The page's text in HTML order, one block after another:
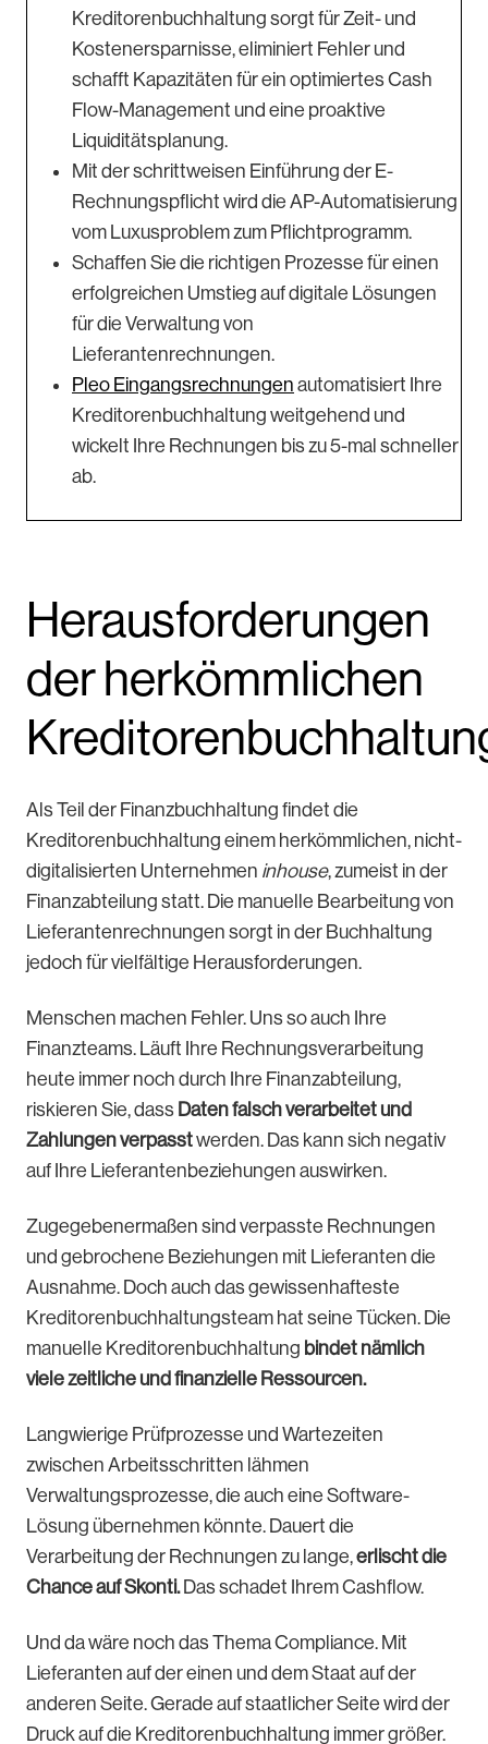
Kreditorenbuchhaltung sorgt für Zeit- und
Kostenersparnisse, eliminiert Fehler und
schafft Kapazitäten für ein optimiertes Cash
Flow-Management und eine proaktive
Liquiditätsplanung.
Mit der schrittweisen Einführung der E-
Rechnungspflicht wird die AP-Automatisierung
vom Luxusproblem zum Pflichtprogramm.
Schaffen Sie die richtigen Prozesse für einen
erfolgreichen Umstieg auf digitale Lösungen
für die Verwaltung von
Lieferantenrechnungen.
Pleo Eingangsrechnungen automatisiert Ihre
Kreditorenbuchhaltung weitgehend und
wickelt Ihre Rechnungen bis zu 5-mal schneller
ab.
Herausforderungen
der herkömmlichen
Als Teil der Finanzbuchhaltung findet die
Kreditorenbuchhaltung einem herkömmlichen, nicht-
digitalisierten Unternehmen inhouse, zumeist in der
Finanzabteilung statt. Die manuelle Bearbeitung von
Lieferantenrechnungen sorgt in der Buchhaltung
jedoch für vielfältige Herausforderungen.
Menschen machen Fehler. Uns so auch Ihre
Finanzteams. Läuft Ihre Rechnungsverarbeitung
heute immer noch durch Ihre Finanzabteilung,
riskieren Sie, dass Daten falsch verarbeitet und
Zahlungen verpasstwerden. Das kann sich negativ
auf Ihre Lieferantenbeziehungen auswirken.
Zugegebenermaßen sind verpasste Rechnungen
und gebrochene Beziehungen mit Lieferanten die
Ausnahme. Doch auch das gewissenhafteste
Kreditorenbuchhaltungsteam hat seine Tücken. Die
manuelle Kreditorenbuchhaltung bindet nämlich
viele zeitliche und finanzielle Ressourcen.
Langwierige Prüfprozesse und Wartezeiten
zwischen Arbeitsschritten lähmen
Verwaltungsprozesse, die auch eine Software-
Lösung übernehmen könnte. Dauert die
Verarbeitung der Rechnungen zu lange,erlischt die
Chance auf Skonti.Das schadet Ihrem Cashflow.
Und da wäre noch das Thema Compliance. Mit
Lieferanten auf der einen und dem Staat auf der
anderen Seite. Gerade auf staatlicher Seite wird der
Druck auf die Kreditorenbuchhaltung immer größer.